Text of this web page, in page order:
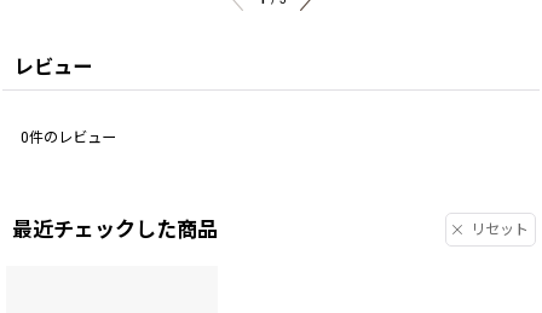
レビュー
0件のレビュー
最近チェックした商品 リセット